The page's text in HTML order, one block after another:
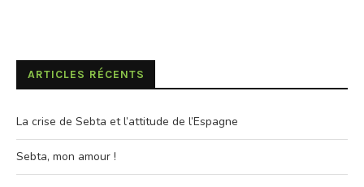
ARTICLES RÉCENTS
La crise de Sebta et l’attitude de l’Espagne
Sebta, mon amour !